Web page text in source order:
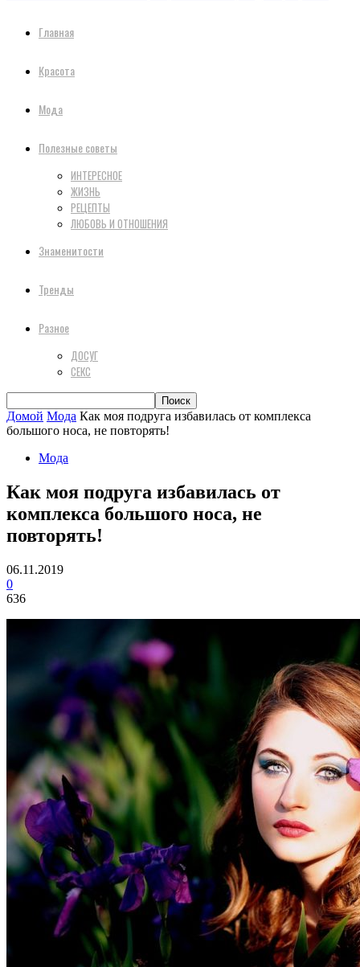
Главная
Красота
Мода
Полезные советы
ИНТЕРЕСНОЕ
ЖИЗНЬ
РЕЦЕПТЫ
ЛЮБОВЬ И ОТНОШЕНИЯ
Знаменитости
Тренды
Разное
ДОСУГ
СЕКС
Домой Мода Как моя подруга избавилась от комплекса
большого носа, не повторять!
Мода
Как моя подруга избавилась от
комплекса большого носа, не
повторять!
06.11.2019
0
636